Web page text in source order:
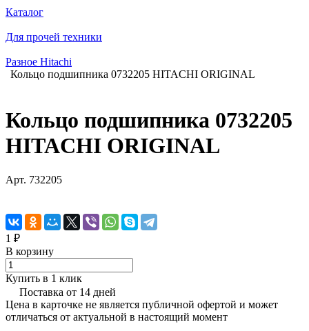
Каталог
Для прочей техники
Разное Hitachi
Кольцо подшипника 0732205 HITACHI ORIGINAL
Кольцо подшипника 0732205
HITACHI ORIGINAL
Арт. 732205
1 ₽
В корзину
Купить в 1 клик
Поставка от 14 дней
Цена в карточке не является публичной офертой и может
отличаться от актуальной в настоящий момент